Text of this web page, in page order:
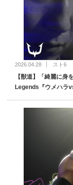
2026.04.28 スト6
【獣道】「綺麗に身
Legends『ウメハラ